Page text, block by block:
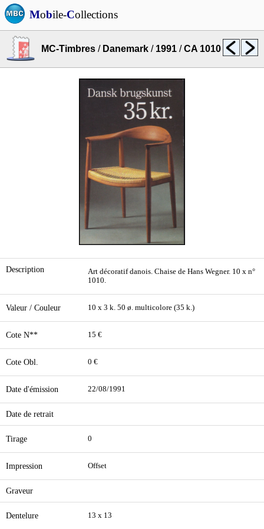
Mobile-Collections
MC-Timbres / Danemark / 1991 /CA 1010
Description
Art décoratif danois. Chaise de Hans Wegner. 10 x n°
1010.
Valeur / Couleur 10 x 3 k. 50 ø. multicolore (35 k.)
Cote N** 15 €
Cote Obl. 0 €
Date d'émission 22/08/1991
Date de retrait
Tirage 0
Impression Offset
Graveur
Dentelure 13 x 13